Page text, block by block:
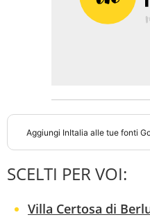
Aggiungi InItalia alle tue fonti
SCELTI PER VOI:
Villa Certosa di